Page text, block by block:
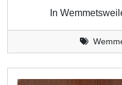
In